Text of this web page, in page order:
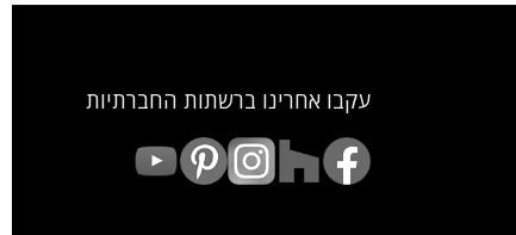
עקבו אחרינו ברשתות החברתיות